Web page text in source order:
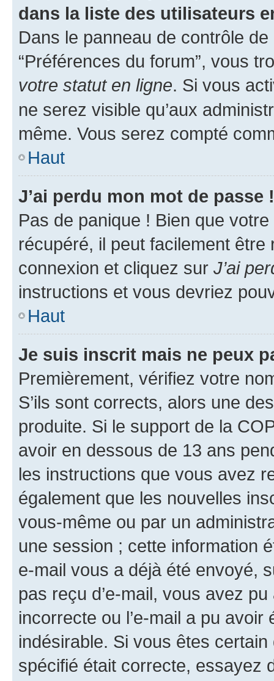
dans la liste des utilisateurs
Dans le panneau de contrôle
“Préférences du forum”, vous
votre statut en ligne. Si vous
ne serez visible qu’aux
même. Vous serez compté
Haut
J’ai perdu mon mot de passe !
Pas de panique ! Bien que
récupéré, il peut facilement
connexion et cliquez sur J’ai
instructions et vous devriez
Haut
Je suis inscrit mais ne peux
Premièrement, vérifiez votre
S’ils sont corrects, alors une
produite. Si le support de la
avoir en dessous de 13 ans
les instructions que vous avez
également que les nouvelles
vous-même ou par un
une session ; cette information
e-mail vous a déjà été envoyé,
pas reçu d’e-mail, vous avez
incorrecte ou l’e-mail a pu
indésirable. Si vous êtes
spécifié était correcte, essayez